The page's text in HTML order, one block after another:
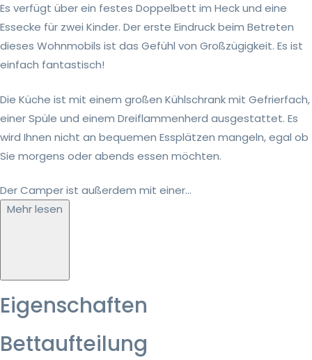
Es verfügt über ein festes Doppelbett im Heck und eine
Essecke für zwei Kinder. Der erste Eindruck beim Betreten
dieses Wohnmobils ist das Gefühl von Großzügigkeit. Es ist
einfach fantastisch!
Die Küche ist mit einem großen Kühlschrank mit Gefrierfach,
einer Spüle und einem Dreiflammenherd ausgestattet. Es
wird Ihnen nicht an bequemen Essplätzen mangeln, egal ob
Sie morgens oder abends essen möchten.
Der Camper ist außerdem mit einer...
Mehr lesen
Eigenschaften
Bettaufteilung